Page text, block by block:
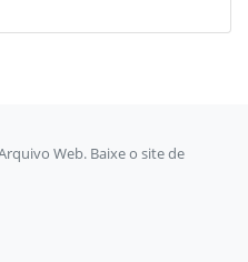
Web. Baixe o site de